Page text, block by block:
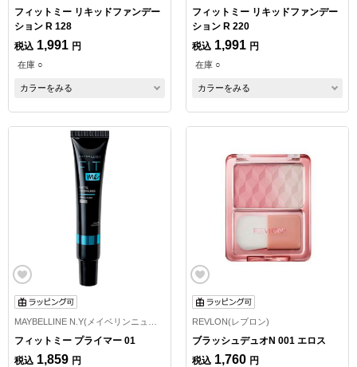
フィットミー リキッドファンデー
ション R 128
税込 1,991 円
在庫 ○
カラーをみる
フィットミー リキッドファンデー
ション R 220
税込 1,991 円
在庫 ○
カラーをみる
フィットミー プライマー 01
税込 1,859 円
REVLON(レブロン)
ブラッシュデュオN 001 エロス
税込 1,760 円